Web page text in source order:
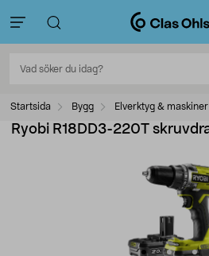
Startsida Bygg Elverktyg & maskiner
Ryobi R18DD3-220T